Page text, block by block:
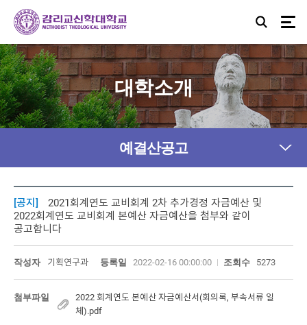
대학소개
예결산공고
[공지]
2021회계연도 교비회계 2차 추가경정 자금예산 및
2022회계연도 교비회계 본예산 자금예산을 첨부와 같이
공고합니다
작성자 기획연구과 등록일 2022-02-16 00:00:00 조회수 5273
첨부파일
2022 회계연도 본예산 자금예산서(회의록, 부속서류 일
체).pdf